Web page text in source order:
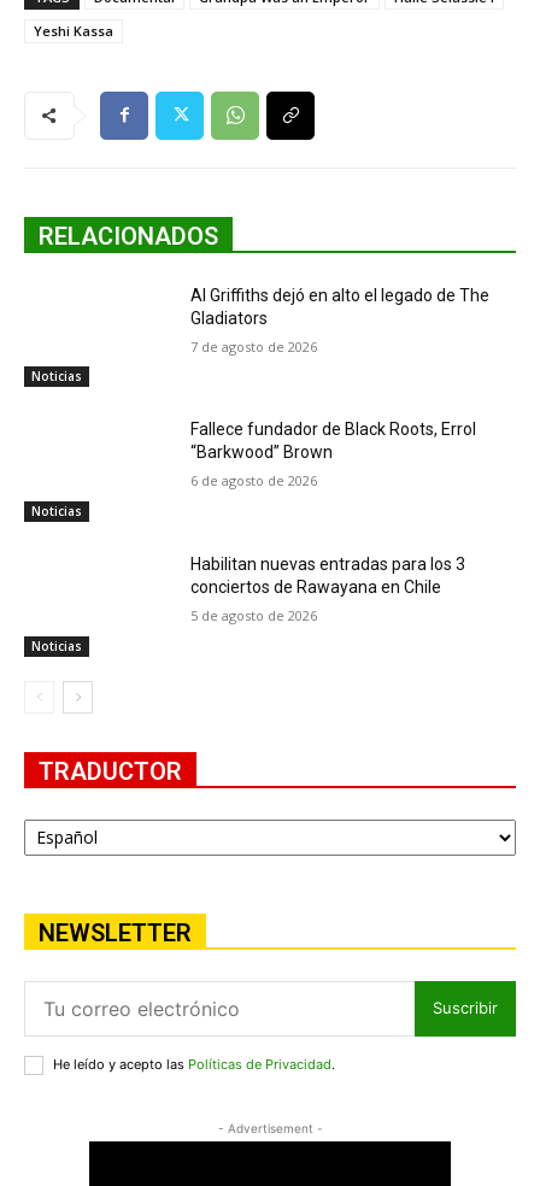
Yeshi Kassa
RELACIONADOS
Noticias
Al Griffiths dejó en alto el legado de The
Gladiators
7 de agosto de 2026
Noticias
Fallece fundador de Black Roots, Errol
“Barkwood” Brown
6 de agosto de 2026
Noticias
Habilitan nuevas entradas para los 3
conciertos de Rawayana en Chile
5 de agosto de 2026
TRADUCTOR
NEWSLETTER
Suscribir
He leído y acepto las Políticas de Privacidad.
- Advertisement -